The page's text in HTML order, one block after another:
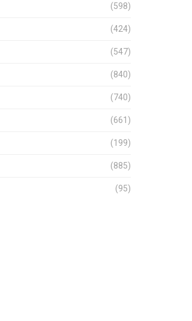
(598)
(424)
(547)
(840)
(740)
(661)
(199)
(885)
(95)